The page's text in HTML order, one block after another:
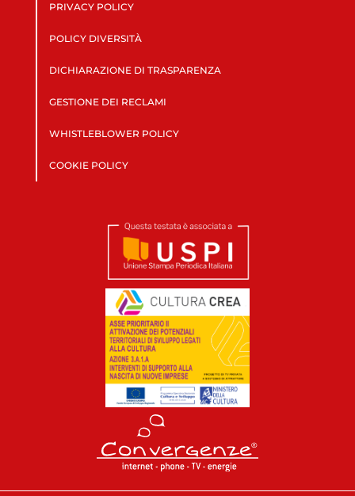
PRIVACY POLICY
POLICY DIVERSITÀ
DICHIARAZIONE DI TRASPARENZA
GESTIONE DEI RECLAMI
WHISTLEBLOWER POLICY
COOKIE POLICY